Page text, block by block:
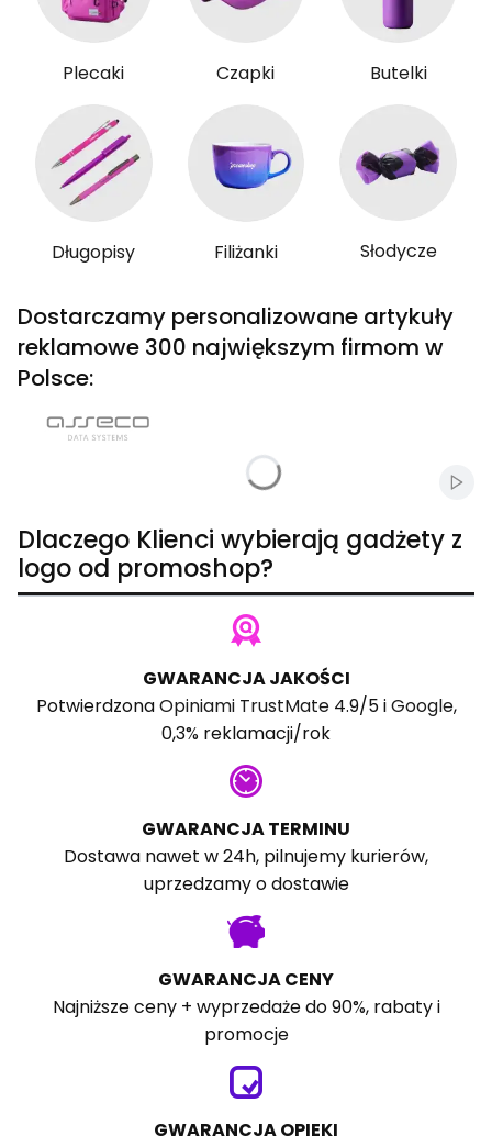
Plecaki Czapki Butelki
Długopisy Filiżanki Słodycze
Dostarczamy personalizowane artykuły
reklamowe 300 największym firmom w
Polsce:
Dlaczego Klienci wybierają gadżety z
logo od promoshop?
GWARANCJA JAKOŚCI
PotwierdzonaOpiniami TrustMate4.9/5 iGoogle,
0,3% reklamacji/rok
GWARANCJA TERMINU
Dostawa nawet w 24h, pilnujemy kurierów,
uprzedzamy o dostawie
GWARANCJA CENY
Najniższe ceny + wyprzedaże do 90%, rabaty i
promocje
GWARANCJA OPIEKI